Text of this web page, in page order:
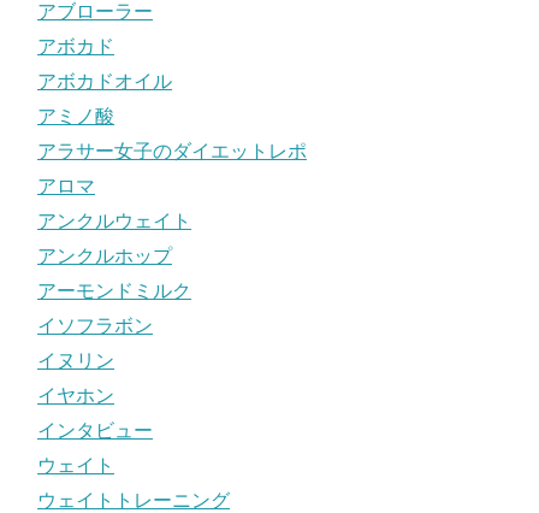
アブローラー
アボカド
アボカドオイル
アミノ酸
アラサー女子のダイエットレポ
アロマ
アンクルウェイト
アンクルホップ
アーモンドミルク
イソフラボン
イヌリン
イヤホン
インタビュー
ウェイト
ウェイトトレーニング